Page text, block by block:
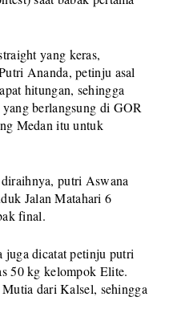
yang keras,
Ananda, petinju asal
hitungan, sehingga
berlangsung di GOR
Medan itu untuk
putri Aswana
Jalan Matahari 6
final.
juga dicatat petinju putri
50 kg kelompok Elite.
dari Kalsel, sehingga